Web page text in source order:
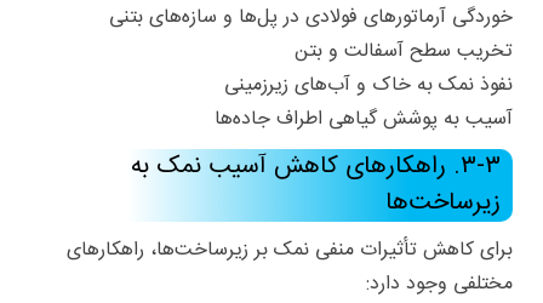
خوردگی آرماتورهای فولادی در پل‌ها و سازه‌های بتنی
تخریب سطح آسفالت و بتن
نفوذ نمک به خاک و آب‌های زیرزمینی
آسیب به پوشش گیاهی اطراف جاده‌ها
۳-۳. راهکارهای کاهش آسیب نمک به
زیرساخت‌ها
برای کاهش تأثیرات منفی نمک بر زیرساخت‌ها، راهکارهای
مختلفی وجود دارد: